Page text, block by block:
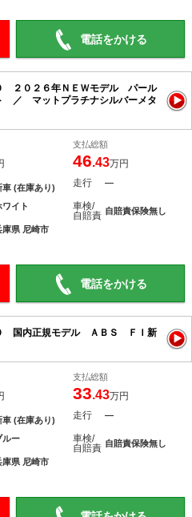
電話をかける
２０２６年ＮＥＷモデル パール
／ マットプラチナシルバーメタ
支払総額
46.43万円
車 (在庫あり) 走行 ―
ワイト
車検/
自賠責 自賠責保険無し
庫県 尼崎市
電話をかける
国内正規モデル ＡＢＳ ＦＩ新
支払総額
33.43万円
車 (在庫あり) 走行 ―
ルー
車検/
自賠責 自賠責保険無し
庫県 尼崎市